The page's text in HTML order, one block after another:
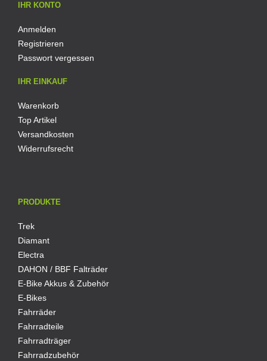
IHR KONTO
Anmelden
Registrieren
Passwort vergessen
IHR EINKAUF
Warenkorb
Top Artikel
Versandkosten
Widerrufsrecht
PRODUKTE
Trek
Diamant
Electra
DAHON / BBF Falträder
E-Bike Akkus & Zubehör
E-Bikes
Fahrräder
Fahrradteile
Fahrradträger
Fahrradzubehör